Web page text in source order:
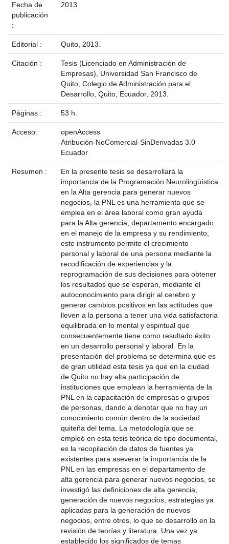
Fecha de
publicación
:
2013
Editorial : Quito, 2013.
Citación :
Tesis (Licenciado en Administración de
Empresas), Universidad San Francisco de
Quito, Colegio de Administración para el
Desarrollo, Quito, Ecuador, 2013.
Páginas : 53 h.
Acceso:
openAccess
Atribución-NoComercial-SinDerivadas 3.0
Ecuador
Resumen :
En la presente tesis se desarrollará la
importancia de la Programación Neurolingüística
en la Alta gerencia para generar nuevos
negocios, la PNL es una herramienta que se
emplea en el área laboral como gran ayuda
para la Alta gerencia, departamento encargado
en el manejo de la empresa y su rendimiento,
este instrumento permite el crecimiento
personal y laboral de una persona mediante la
recodificación de experiencias y la
reprogramación de sus decisiones para obtener
los resultados que se esperan, mediante el
autoconocimiento para dirigir al cerebro y
generar cambios positivos en las actitudes que
lleven a la persona a tener una vida satisfactoria
equilibrada en lo mental y espiritual que
consecuentemente tiene como resultado éxito
en un desarrollo personal y laboral. En la
presentación del problema se determina que es
de gran utilidad esta tesis ya que en la ciudad
de Quito no hay alta participación de
instituciones que emplean la herramienta de la
PNL en la capacitación de empresas o grupos
de personas, dando a denotar que no hay un
conocimiento común dentro de la sociedad
quiteña del tema. La metodología que se
empleó en esta tesis teórica de tipo documental,
es la recopilación de datos de fuentes ya
existentes para aseverar la importancia de la
PNL en las empresas en el departamento de
alta gerencia para generar nuevos negocios, se
investigó las definiciones de alta gerencia,
generación de nuevos negocios, estrategias ya
aplicadas para la generación de nuevos
negocios, entre otros, lo que se desarrolló en la
revisión de teorías y literatura. Una vez ya
establecido los significados de temas